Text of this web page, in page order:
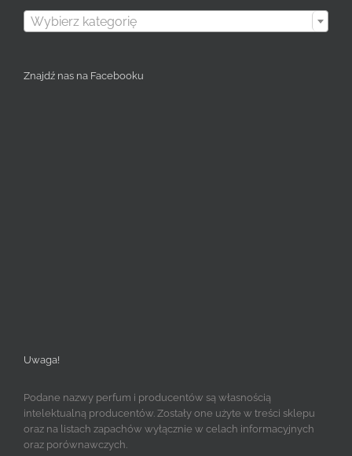
Wybierz kategorię
Znajdź nas na Facebooku
Uwaga!
Podane nazwy perfum i producentów są własnością
intelektualną producentów. Zostały one użyte w treści sklepu
oraz na listach zapachów wyłącznie w celach informacyjnych
oraz porównawczych.